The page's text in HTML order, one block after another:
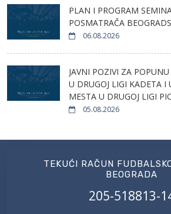
PLAN I PROGRAM
POSMATRAČA
06.08.2026
JAVNI POZIVI ZA
U DRUGOJ LIGI KADETA I
MESTA U DRUGOJ LIGI
05.08.2026
TEKUĆI RAČUN
BEOGRADA
205-518813-